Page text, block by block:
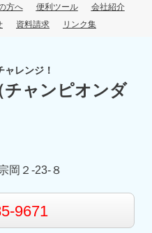
方へ 便利ツール
会社紹介
資料請求 リンク集
レンジ！
チャンピオンダ
岡２-23-８
9671